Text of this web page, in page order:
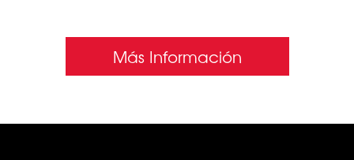
Más Información